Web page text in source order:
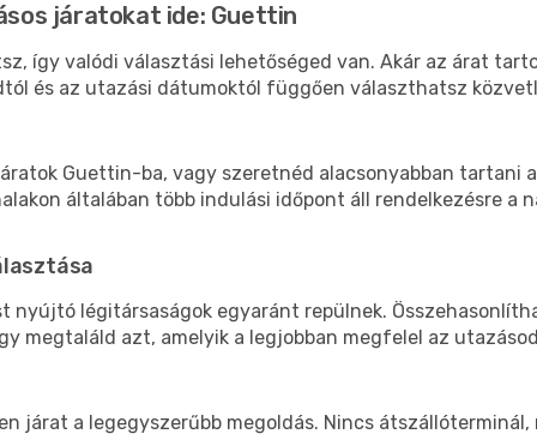
járatokat ide: Guettin
így valódi választási lehetőséged van. Akár az árat
és az utazási dátumoktól függően választhatsz
Guettin-ba, vagy szeretnéd alacsonyabban tartani
általában több indulási időpont áll rendelkezésre a
légitársaságok egyaránt repülnek.
megtaláld azt, amelyik a legjobban megfelel az
járat a legegyszerűbb megoldás. Nincs